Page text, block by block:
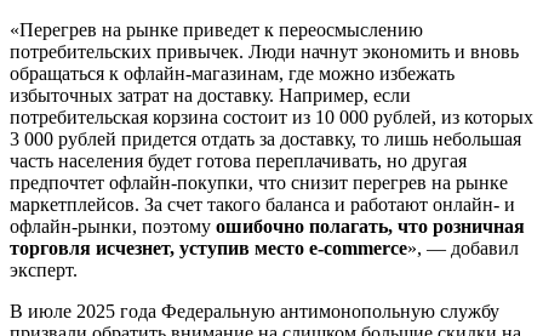
«Перегрев на рынке приведет к переосмыслению
потребительских привычек. Люди начнут экономить и вновь
обращаться к офлайн-магазинам, где можно избежать
избыточных затрат на доставку. Например, если
потребительская корзина состоит из 10 000 рублей, из которых
3 000 рублей придется отдать за доставку, то лишь небольшая
часть населения будет готова переплачивать, но другая
предпочтет офлайн-покупки, что снизит перегрев на рынке
маркетплейсов. За счет такого баланса и работают онлайн- и
офлайн-рынки, поэтому ошибочно полагать, что розничная
торговля исчезнет, уступив место e-commerce», — добавил
эксперт.
В июле 2025 года Федеральную антимонопольную службу